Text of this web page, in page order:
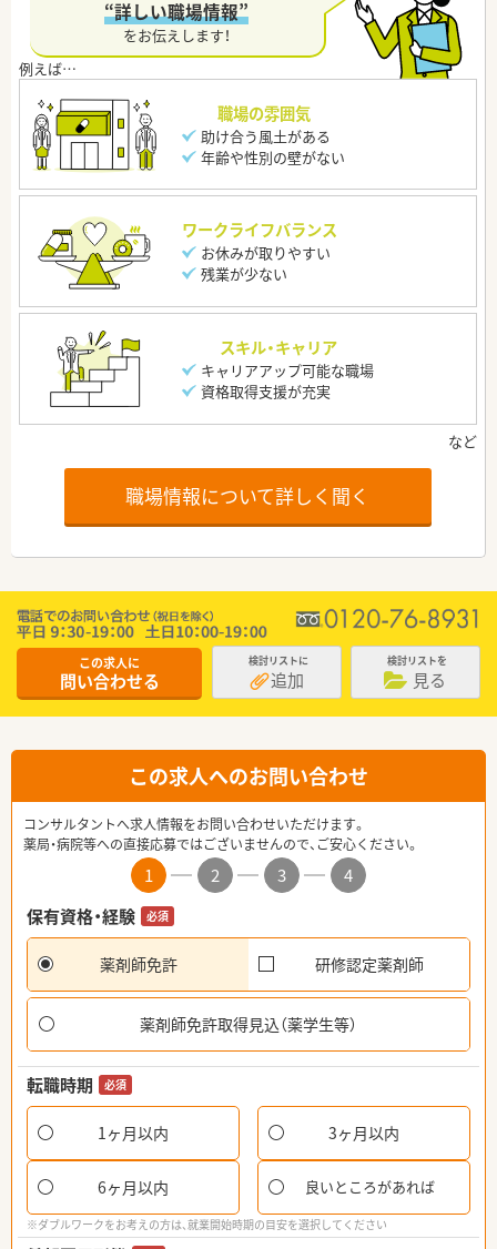
“詳しい職場情報”
をお伝えします！
職場の雰囲気
助け合う風土がある
年齢や性別の壁がない
ワークライフバランス
お休みが取りやすい
残業が少ない
スキル・キャリア
キャリアアップ可能な職場
資格取得支援が充実
職場情報について詳しく聞く
この求人に
問い合わせる
検討リストに
追加
検討リストを
見る
この求人へのお問い合わせ
コンサルタントへ求人情報をお問い合わせいただけます。
薬局・病院等への直接応募ではございませんので、ご安心ください。
1 2 3
4
保有資格・経験
必須
薬剤師免許 研修認定薬剤師
薬剤師免許取得見込（薬学生等）
転職時期 必須
1ヶ月以内 3ヶ月以内
6ヶ月以内 良いところがあれば
※ダブルワークをお考えの方は、就業開始時期の目安を選択してください